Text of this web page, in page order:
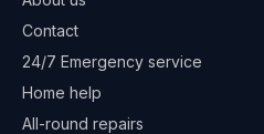
Contact
24/7 Emergency service
Home help
All-round repairs